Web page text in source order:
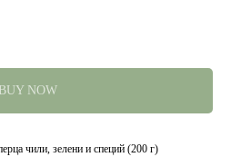
BUY NOW
чили, зелени и специй (200 г)